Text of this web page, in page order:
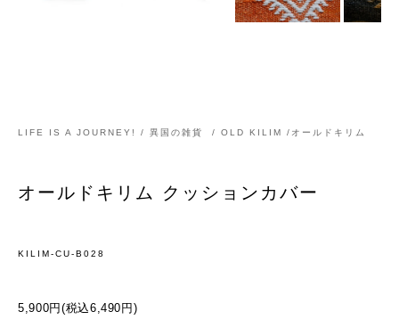
LIFE IS A JOURNEY! / 異国の雑貨 / OLD KILIM /オールドキリム
オールドキリム クッションカバー
KILIM-CU-B028
5,900円(税込6,490円)